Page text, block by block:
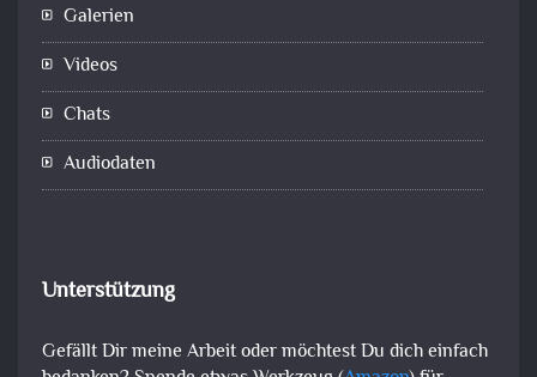
Galerien
Videos
Chats
Audiodaten
Unterstützung
Gefällt Dir meine Arbeit oder möchtest Du dich einfach